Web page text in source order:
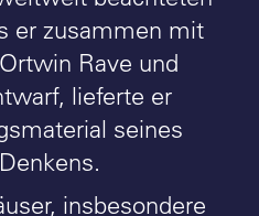
er zusammen mit
Rave und
lieferte er
seines
insbesondere